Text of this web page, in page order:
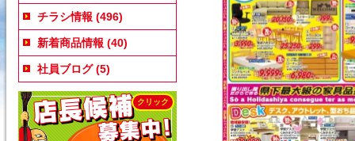
チラシ情報 (496)
新着商品情報 (40)
社員ブログ(5)